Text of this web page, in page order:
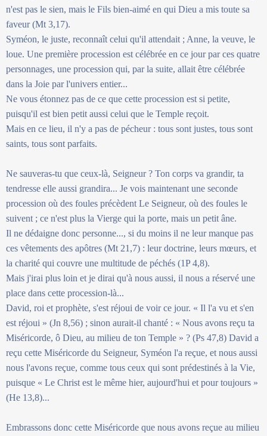
n'est pas le sien, mais le Fils bien-aimé en qui Dieu a mis toute sa
faveur (Mt 3,17).
Syméon, le juste, reconnaît celui qu'il attendait ; Anne, la veuve, le
loue. Une première procession est célébrée en ce jour par ces quatre
personnages, une procession qui, par la suite, allait être célébrée
dans la Joie par l'univers entier...
Ne vous étonnez pas de ce que cette procession est si petite,
puisqu'il est bien petit aussi celui que le Temple reçoit.
Mais en ce lieu, il n'y a pas de pécheur : tous sont justes, tous sont
saints, tous sont parfaits.
Ne sauveras-tu que ceux-là, Seigneur ? Ton corps va grandir, ta
tendresse elle aussi grandira... Je vois maintenant une seconde
procession où des foules précèdent Le Seigneur, où des foules le
suivent ; ce n'est plus la Vierge qui la porte, mais un petit âne.
Il ne dédaigne donc personne..., si du moins il ne leur manque pas
ces vêtements des apôtres (Mt 21,7) : leur doctrine, leurs mœurs, et
la charité qui couvre une multitude de péchés (1P 4,8).
Mais j'irai plus loin et je dirai qu'à nous aussi, il nous a réservé une
place dans cette procession-là...
David, roi et prophète, s'est réjoui de voir ce jour. « Il l'a vu et s'en
est réjoui » (Jn 8,56) ; sinon aurait-il chanté : « Nous avons reçu ta
Miséricorde, ô Dieu, au milieu de ton Temple » ? (Ps 47,8) David a
reçu cette Miséricorde du Seigneur, Syméon l'a reçue, et nous aussi
nous l'avons reçue, comme tous ceux qui sont prédestinés à la Vie,
puisque « Le Christ est le même hier, aujourd'hui et pour toujours »
(He 13,8)...
Embrassons donc cette Miséricorde que nous avons reçue au milieu